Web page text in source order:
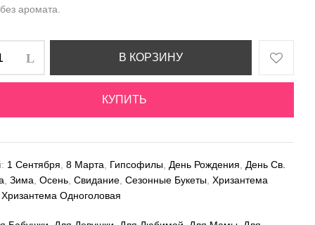
аромата.
В КОРЗИНУ
КУПИТЬ
1 Сентября ,8 Марта Гипсoфилы День Рождения
День Св.
,Зима ,Осень ,Свидание ,Сезонные Букеты ,Хризантема
,Хризантема Одноголовая